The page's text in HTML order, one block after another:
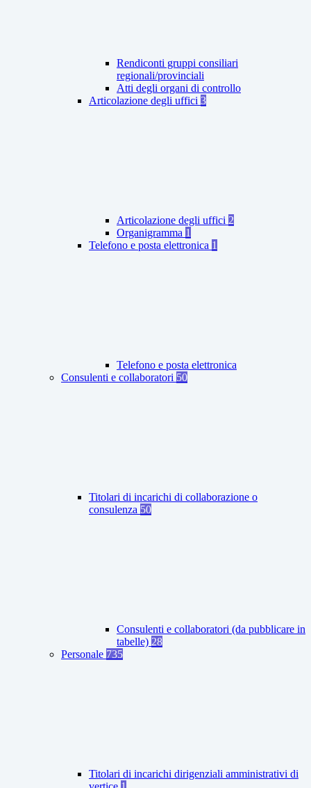
Rendiconti gruppi consiliari
regionali/provinciali
Atti degli organi di controllo
Articolazione degli uffici 3
Articolazione degli uffici 2
Organigramma 1
Telefono e posta elettronica 1
Telefono e posta elettronica
Consulenti e collaboratori 50
Titolari di incarichi di collaborazione o
consulenza 50
Consulenti e collaboratori (da pubblicare in
tabelle) 28
Personale 735
Titolari di incarichi dirigenziali amministrativi di